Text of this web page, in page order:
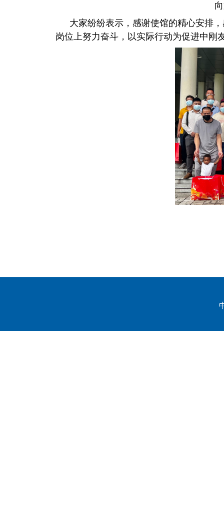
大家纷纷表示，感谢使馆的精心安排
岗位上努力奋斗，以实际行动为促进中刚